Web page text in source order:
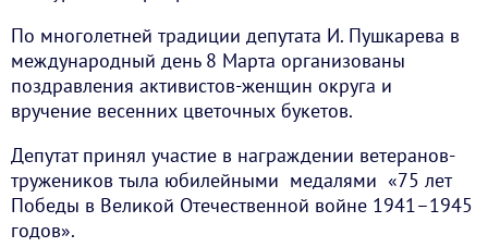
По многолетней традиции депутата И. Пушкарева в
международный день 8 Марта организованы
поздравления активистов-женщин округа и
вручение весенних цветочных букетов.
Депутат принял участие в награждении ветеранов-
тружеников тыла юбилейными медалями «75 лет
Победы в Великой Отечественной войне 1941–1945
годов».